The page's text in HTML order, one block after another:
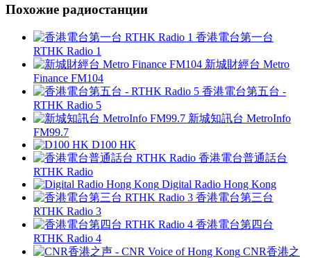
Похожие радиостанции
香港電台第一台
RTHK Radio 1
新城財經台 Metro
Finance FM104
香港電台第五台 -
RTHK Radio 5
新城知訊台 MetroInfo
FM99.7
D100 HK
香港電台普通話台
RTHK Radio
Digital Radio Hong Kong
香港電台第三台
RTHK Radio 3
香港電台第四台
RTHK Radio 4
CNR香港之